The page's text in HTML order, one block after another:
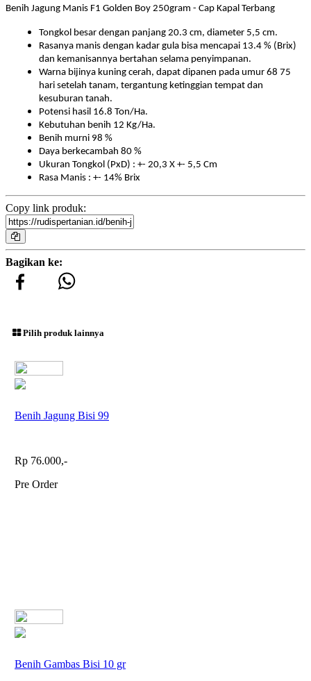
Benih Jagung Manis F1 Golden Boy 250gram - Cap Kapal Terbang
Tongkol besar dengan panjang 20.3 cm, diameter 5,5 cm.
Rasanya manis dengan kadar gula bisa mencapai 13.4 % (Brix)
dan kemanisannya bertahan selama penyimpanan.
Warna bijinya kuning cerah, dapat dipanen pada umur 68 75
hari setelah tanam, tergantung ketinggian tempat dan
kesuburan tanah.
Potensi hasil 16.8 Ton/Ha.
Kebutuhan benih 12 Kg/Ha.
Benih murni 98 %
Daya berkecambah 80 %
Ukuran Tongkol (PxD) : +- 20,3 X +- 5,5 Cm
Rasa Manis : +- 14% Brix
Copy link produk:
Bagikan ke:
Pilih produk lainnya
Benih Jagung Bisi 99
Rp 76.000,-
Pre Order
Benih Gambas Bisi 10 gr